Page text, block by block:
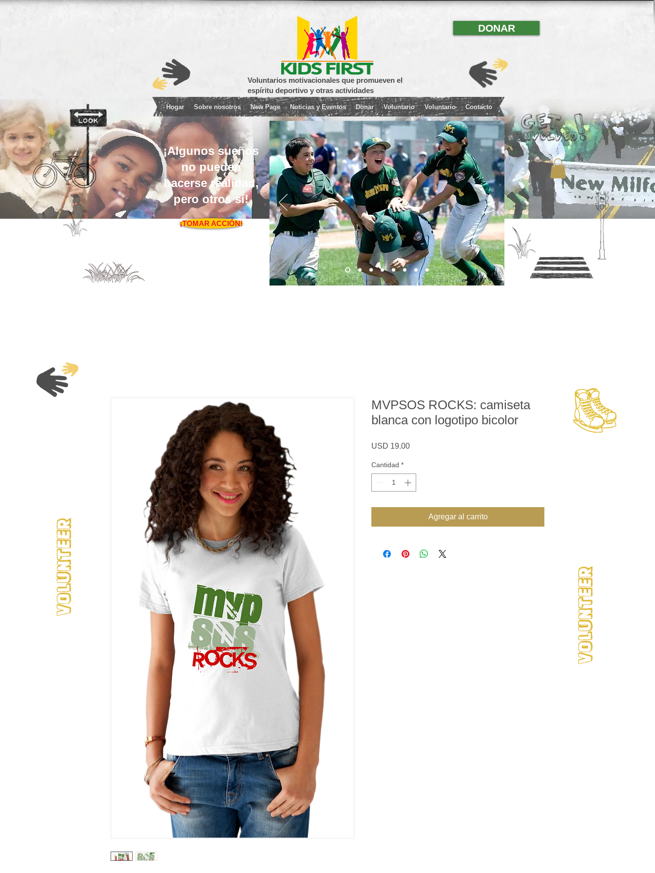
Voluntarios motivacionales que promueven el
espíritu deportivo y otras actividades
DONAR
Hogar Sobre nosotros New Page Noticias y Eventos Donar Voluntario Voluntario Contacto
¡Algunos sueños
no pueden
hacerse realidad,
pero otros sí!
¡TOMAR ACCIÓN!
MVPSOS ROCKS: camiseta
blanca con logotipo bicolor
USD 19.00Precio
Cantidad *
Agregar al carrito